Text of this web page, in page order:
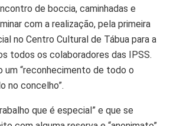
de boccia, caminhadas e
com a realização, pela primeira
no Centro Cultural de Tábua para a
todos os colaboradores das IPSS.
um “reconhecimento de todo o
no concelho”.
que é especial” e que se